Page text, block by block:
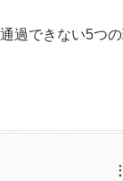
過できない5つ